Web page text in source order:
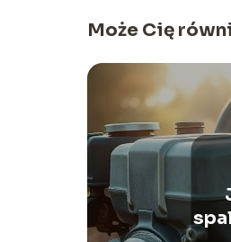
Może Cię